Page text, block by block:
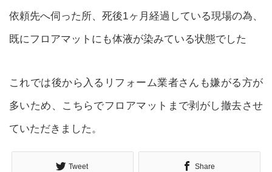
依頼先へ伺った所、死後1ヶ月経過している現場の為、
既にフロアマットにも体液が染みている状態でした
これでは後から入るリフォーム業者さんも嫌がる方が
多いため、こちらでフロアマットまで剥がし撤去させ
ていただきました。
Tweet Share